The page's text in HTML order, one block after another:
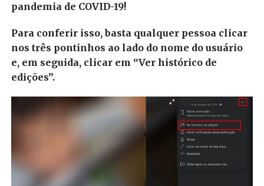
pandemia de COVID-19!
Para conferir isso, basta qualquer pessoa clicar
nos três pontinhos ao lado do nome do usuário
e, em seguida, clicar em “Ver histórico de
edições”.